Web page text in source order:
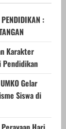
PENDIDIKAN :
Karakter
Gelar
Siswa di